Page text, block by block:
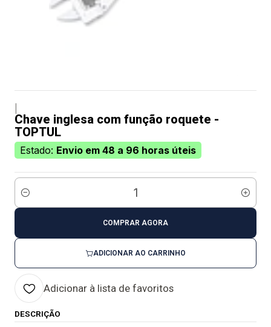
Chave inglesa com função roquete -
TOPTUL
Estado: Envio em 48 a 96 horas úteis
Quantidade
ADICIONAR AO CARRINHO
COMPRAR AGORA
Adicionar à lista de favoritos
DESCRIÇÃO